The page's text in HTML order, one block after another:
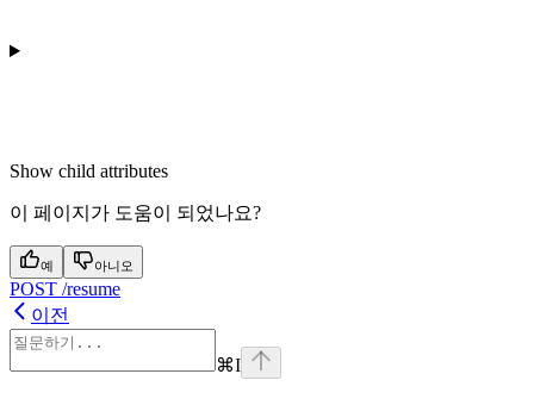
Show child attributes
이 페이지가 도움이 되었나요?
예 아니오
POST /resume
이전
⌘I